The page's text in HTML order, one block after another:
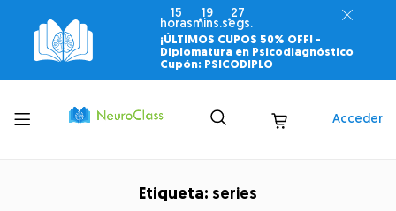
15
horas
19
mins.
27
segs.
¡ÚLTIMOS CUPOS 50% OFF! -
Diplomatura en Psicodiagnóstico
Cupón: PSICODIPLO
Toggle
menu
Acceder
Etiqueta: series